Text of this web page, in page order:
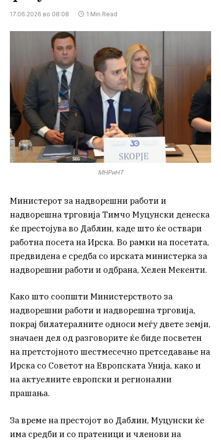
17.06.2026 во 08:08 1 Min Read
МНРиНТ
Министерот за надворешни работи и
надворешна трговија Тимчо Муцунски денеска
ќе престојува во Даблин, каде што ќе оствари
работна посета на Ирска. Во рамки на посетата,
предвидена е средба со ирската министерка за
надворешни работи и одбрана, Хелен Мекенти.
Како што соопшти Министерството за
надворешни работи и надворешна трговија,
покрај билатералните односи меѓу двете земји,
значаен дел од разговорите ќе биде посветен
на претстојното шестмесечно претседавање на
Ирска со Советот на Европската Унија, како и
на актуелните европски и регионални
прашања.
За време на престојот во Даблин, Муцунски ќе
има средби и со пратеници и членови на